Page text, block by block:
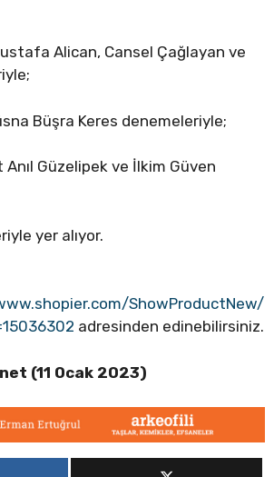
Alican, Cansel Çağlayan ve
Büşra Keres denemeleriyle;
Anıl Güzelipek ve İlkim Güven
yer alıyor.
ShowProductNew/
adresinden edinebilirsiniz.
(11 Ocak 2023)